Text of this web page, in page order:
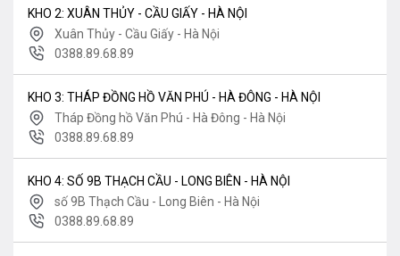
KHO 2: XUÂN THỦY - CẦU GIẤY - HÀ NỘI
Xuân Thủy - Cầu Giấy - Hà Nội
0388.89.68.89
KHO 3: THÁP ĐỒNG HỒ VĂN PHÚ - HÀ ĐÔNG - HÀ NỘI
Tháp Đồng hồ Văn Phú - Hà Đông - Hà Nội
0388.89.68.89
KHO 4: SỐ 9B THẠCH CẦU - LONG BIÊN - HÀ NỘI
số 9B Thạch Cầu - Long Biên - Hà Nội
0388.89.68.89